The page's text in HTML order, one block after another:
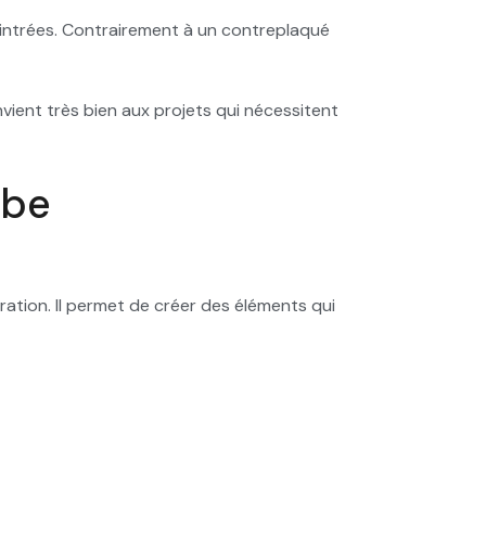
Contrairement à un contreplaqué
très bien aux projets qui nécessitent
Il permet de créer des éléments qui